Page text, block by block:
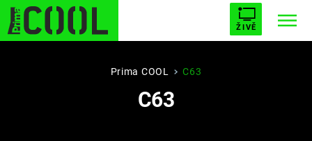
ŽIVĚ
BUFFY, PŘEMOŽITELKA UPÍRŮ
AVENGERS 5
Prima COOL C63
C63